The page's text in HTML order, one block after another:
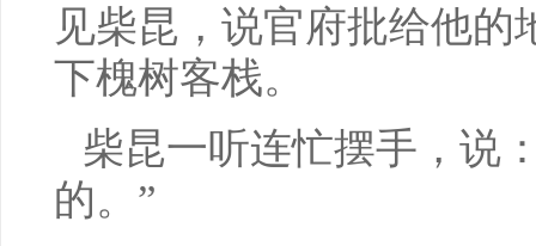
见柴昆，说官府批给他
下槐树客栈。
柴昆一听连忙摆手，说
的。”